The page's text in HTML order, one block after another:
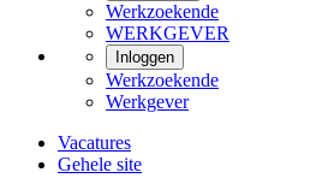
Werkzoekende
WERKGEVER
Inloggen
Werkzoekende
Werkgever
Vacatures
Gehele site